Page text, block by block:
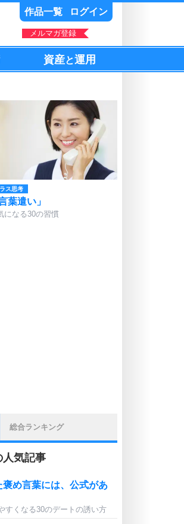
作品一覧 ログイン
メルマガ登録
資産と運用
ス思考
言葉遣い」
になる30の習慣
総合ランキング
人気記事
褒め言葉には、公式があ
すくなる30のデートの誘い方